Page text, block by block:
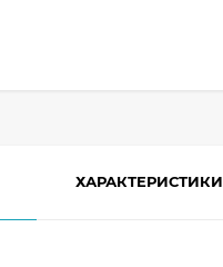
ХАРАКТЕРИСТИКИ